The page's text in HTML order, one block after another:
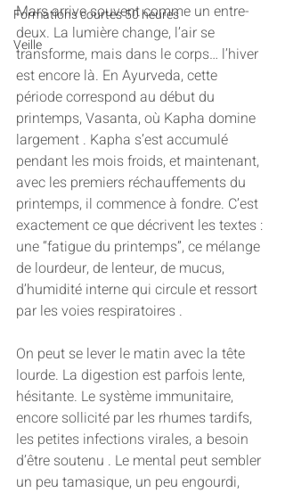
Formations courtes 50 heures
Veille
Mars arrive souvent comme un entre-
deux. La lumière change, l’air se
transforme, mais dans le corps… l’hiver
est encore là. En Ayurveda, cette
période correspond au début du
printemps, Vasanta, où Kapha domine
largement . Kapha s’est accumulé
pendant les mois froids, et maintenant,
avec les premiers réchauffements du
printemps, il commence à fondre. C’est
exactement ce que décrivent les textes :
une “fatigue du printemps”, ce mélange
de lourdeur, de lenteur, de mucus,
d’humidité interne qui circule et ressort
par les voies respiratoires .
On peut se lever le matin avec la tête
lourde. La digestion est parfois lente,
hésitante. Le système immunitaire,
encore sollicité par les rhumes tardifs,
les petites infections virales, a besoin
d’être soutenu . Le mental peut sembler
un peu tamasique, un peu engourdi,